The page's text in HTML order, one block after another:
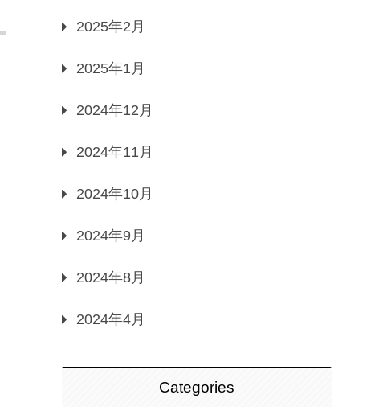
2025年2月
2025年1月
2024年12月
2024年11月
2024年10月
2024年9月
2024年8月
2024年4月
Categories